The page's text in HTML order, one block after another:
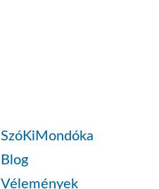
SzóKiMondóka
Blog
Vélemények